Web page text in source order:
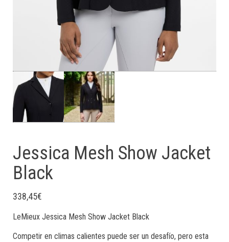
Jessica Mesh Show Jacket
Black
338,45€
LeMieux Jessica Mesh Show Jacket Black
Competir en climas calientes puede ser un desafío, pero esta